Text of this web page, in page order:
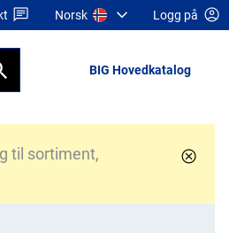
Norsk Logg på
BIG Hovedkatalog
til sortiment,